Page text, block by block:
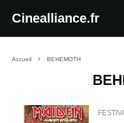
Cinealliance.fr
Accueil BEHEMOTH